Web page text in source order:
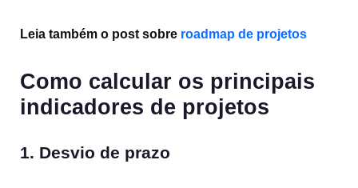
Leia também o post sobre roadmap de projetos
Como calcular os principais
indicadores de projetos
1. Desvio de prazo